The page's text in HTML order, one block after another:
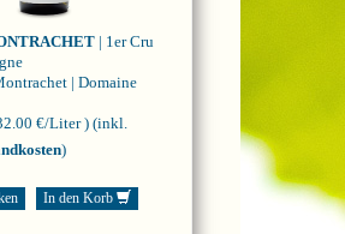
| 1er Cru
| Domaine
€/Liter ) (inkl.
)
In den Korb